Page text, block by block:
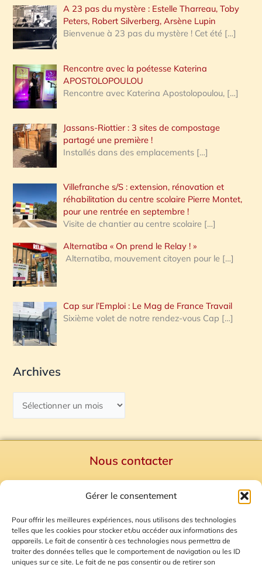
Gérer le consentement
Pour offrir les meilleures expériences, nous utilisons des technologies
telles que les cookies pour stocker et/ou accéder aux informations des
appareils. Le fait de consentir à ces technologies nous permettra de
traiter des données telles que le comportement de navigation ou les ID
uniques sur ce site. Le fait de ne pas consentir ou de retirer son
A 23 pas du mystère : Estelle Tharreau, Toby
Peters, Robert Silverberg, Arsène Lupin
Bienvenue à 23 pas du mystère ! Cet été […]
Rencontre avec la poétesse Katerina
APOSTOLOPOULOU
Rencontre avec Katerina Apostolopoulou, […]
Jassans-Riottier : 3 sites de compostage
partagé une première !
Installés dans des emplacements […]
Villefranche s/S : extension, rénovation et
réhabilitation du centre scolaire Pierre Montet,
pour une rentrée en septembre !
Visite de chantier au centre scolaire […]
Alternatiba « On prend le Relay ! »
Alternatiba, mouvement citoyen pour le […]
Cap sur l’Emploi : Le Mag de France Travail
Sixième volet de notre rendez-vous Cap […]
Archives
Nous contacter
Mentions Légales
Plan du site
Gestion des Cookies